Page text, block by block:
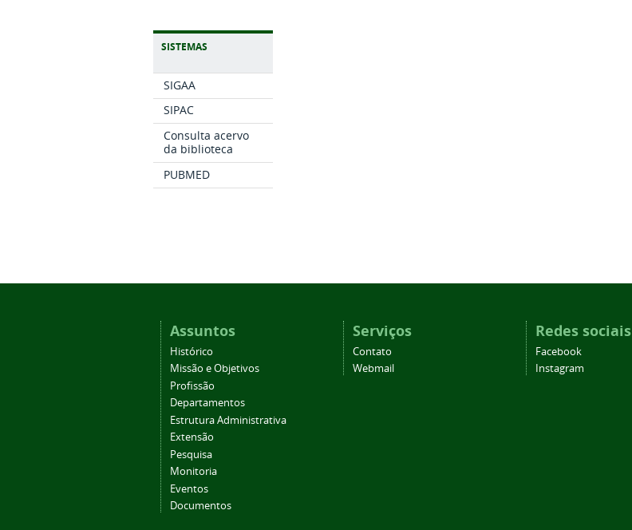
SISTEMAS
SIGAA
SIPAC
Consulta acervo
da biblioteca
PUBMED
Assuntos
Histórico
Missão e Objetivos
Profissão
Departamentos
Estrutura Administrativa
Extensão
Pesquisa
Monitoria
Eventos
Documentos
Serviços
Contato
Webmail
Redes sociais
Facebook
Instagram